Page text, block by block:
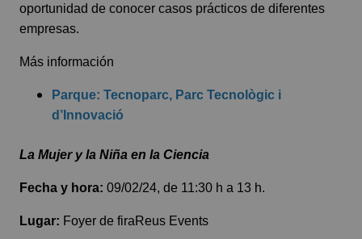
oportunidad de conocer casos prácticos de diferentes
empresas.
Más información
Parque: Tecnoparc, Parc Tecnològic i
d’Innovació
La Mujer y la Niña en la Ciencia
Fecha y hora: 09/02/24, de 11:30 h a 13 h.
Lugar: Foyer de firaReus Events